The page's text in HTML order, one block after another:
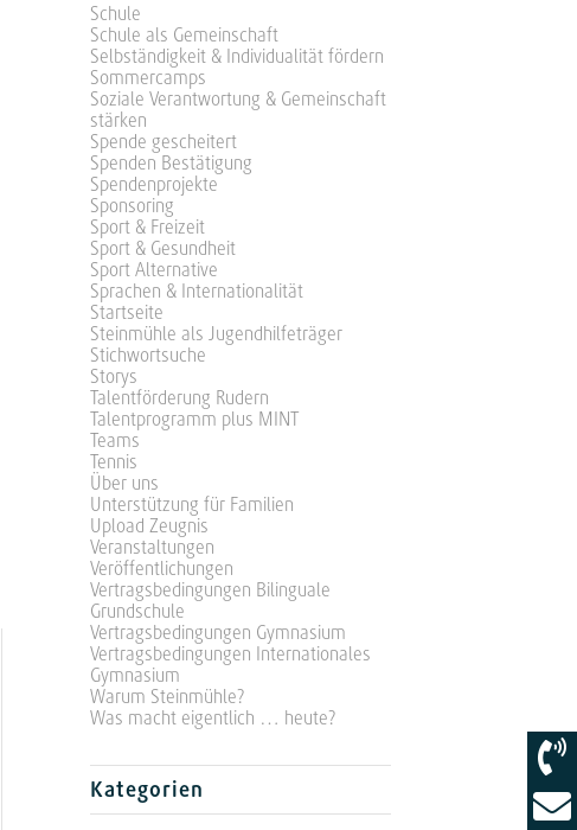
Schule
Schule als Gemeinschaft
Selbständigkeit & Individualität fördern
Sommercamps
Soziale Verantwortung & Gemeinschaft
stärken
Spende gescheitert
Spenden Bestätigung
Spendenprojekte
Sponsoring
Sport & Freizeit
Sport & Gesundheit
Sport Alternative
Sprachen & Internationalität
Startseite
Steinmühle als Jugendhilfeträger
Stichwortsuche
Storys
Talentförderung Rudern
Talentprogramm plus MINT
Teams
Tennis
Über uns
Unterstützung für Familien
Upload Zeugnis
Veranstaltungen
Veröffentlichungen
Vertragsbedingungen Bilinguale
Grundschule
Vertragsbedingungen Gymnasium
Vertragsbedingungen Internationales
Gymnasium
Warum Steinmühle?
Was macht eigentlich … heute?
Kategorien